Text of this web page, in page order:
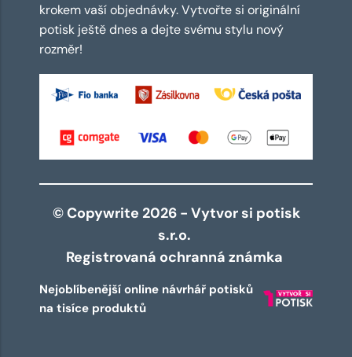
krokem vaší objednávky. Vytvořte si originální
potisk ještě dnes a dejte svému stylu nový
rozměr!
© Copywrite 2026 - Vytvor si potisk
s.r.o.
Registrovaná ochranná známka
Nejoblíbenější online návrhář potisků
na tisíce produktů